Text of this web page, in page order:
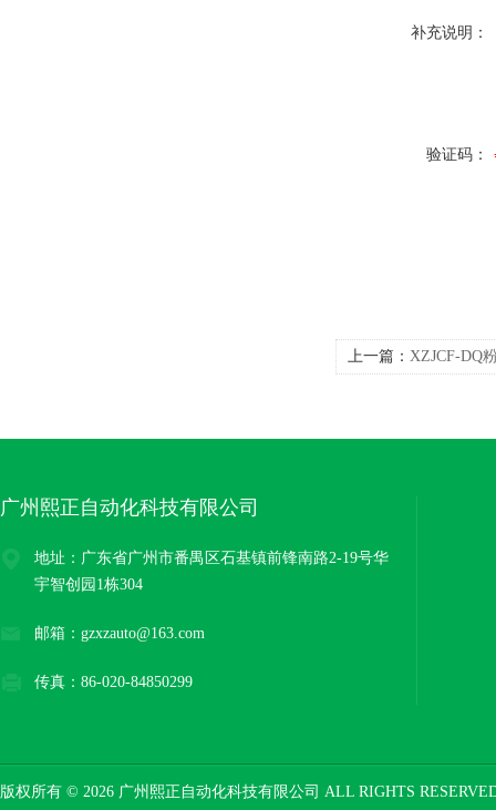
补充说明：
验证码：
上一篇： XZJCF-DQ
广州熙正自动化科技有限公司
地址：广东省广州市番禺区石基镇前锋南路2-19号华
宇智创园1栋304
邮箱：gzxzauto@163.com
传真：86-020-84850299
版权所有 © 2026 广州熙正自动化科技有限公司 ALL RIGHTS